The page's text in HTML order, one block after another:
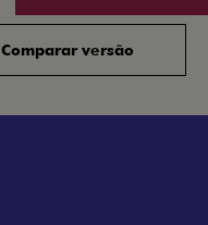
Comparar versão